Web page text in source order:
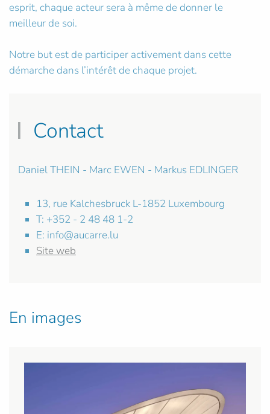
esprit, chaque acteur sera à même de donner le
meilleur de soi.
Notre but est de participer activement dans cette
démarche dans l’intérêt de chaque projet.
Contact
Daniel THEIN - Marc EWEN - Markus EDLINGER
13, rue Kalchesbruck L-1852 Luxembourg
T: +352 - 2 48 48 1-2
E: info@aucarre.lu
Site web
En images